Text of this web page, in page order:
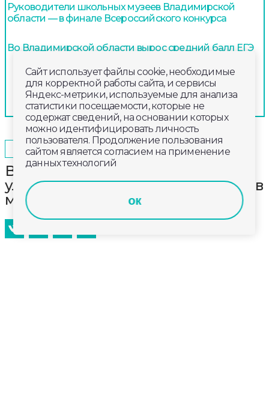
Руководители школьных музеев Владимирской
области — в финале Всероссийского конкурса
Во Владимирской области вырос средний балл ЕГЭ
ПРОИСШЕСТВИЯ 2024-09-28 11:00
Волонтеры собрали на
улыбышевских карьерах 50 мешков
мусора
Сайт использует файлы cookie, необходимые
для корректной работы сайта, и сервисы
Яндекс-метрики, используемые для анализа
статистики посещаемости, которые не
содержат сведений, на основании которых
можно идентифицировать личность
пользователя. Продолжение пользования
сайтом является согласием на применение
данных технологий
ок